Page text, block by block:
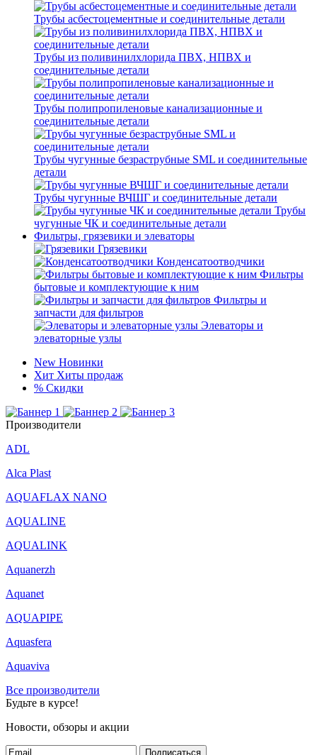
Трубы асбестоцементные и соединительные детали
Трубы из поливинилхлорида ПВХ, НПВХ и
соединительные детали
Трубы полипропиленовые канализационные и
соединительные детали
Трубы чугунные безраструбные SML и соединительные
детали
Трубы чугунные ВЧШГ и соединительные детали
Трубы
чугунные ЧК и соединительные детали
Фильтры, грязевики и элеваторы
Грязевики
Конденсатоотводчики
Фильтры
бытовые и комплектующие к ним
Фильтры и
запчасти для фильтров
Элеваторы и
элеваторные узлы
New Новинки
Хит Хиты продаж
% Скидки
Производители
ADL
Alca Plast
AQUAFLAX NANO
AQUALINE
AQUALINK
Aquanerzh
Aquanet
AQUAPIPE
Aquasfera
Aquaviva
Все производители
Будьте в курсе!
Новости, обзоры и акции
Подписаться